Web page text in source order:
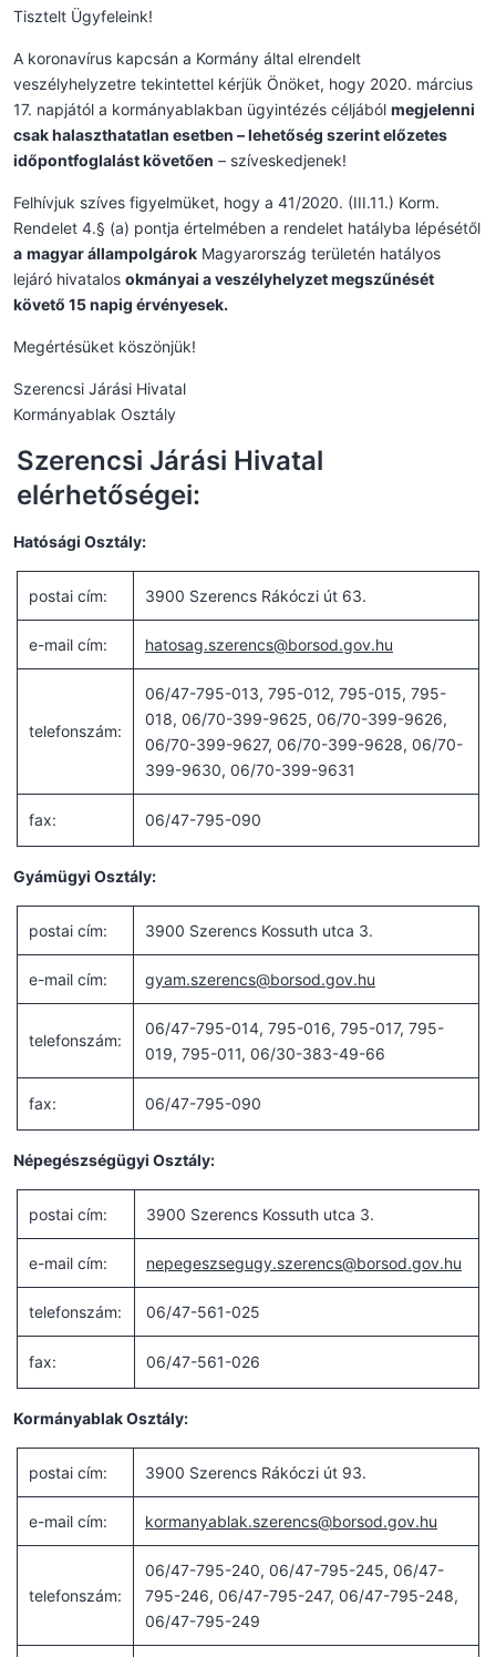
Tisztelt Ügyfeleink!
A koronavírus kapcsán a Kormány által elrendelt
veszélyhelyzetre tekintettel kérjük Önöket, hogy 2020. március
17. napjától a kormányablakban ügyintézés céljából megjelenni
csak halaszthatatlan esetben – lehetőség szerintelőzetes
időpontfoglalást követően – szíveskedjenek!
Felhívjuk szíves figyelmüket, hogy a 41/2020. (III.11.) Korm.
Rendelet 4.§ (a) pontja értelmében a rendelet hatályba lépésétől
a magyar állampolgárok Magyarország területén hatályos
lejáró hivatalos okmányai a veszélyhelyzet megszűnését
követő 15 napig érvényesek.
Megértésüket köszönjük!
Szerencsi Járási Hivatal
Kormányablak Osztály
Szerencsi Járási Hivatal
elérhetőségei:
Hatósági Osztály:
postai cím: 3900 Szerencs Rákóczi út 63.
e-mail cím: hatosag.szerencs@borsod.gov.hu
telefonszám:
06/47-795-013, 795-012, 795-015, 795-
018, 06/70-399-9625, 06/70-399-9626,
06/70-399-9627, 06/70-399-9628, 06/70-
399-9630, 06/70-399-9631
fax: 06/47-795-090
Gyámügyi Osztály:
postai cím: 3900 Szerencs Kossuth utca 3.
e-mail cím: gyam.szerencs@borsod.gov.hu
telefonszám:
06/47-795-014, 795-016, 795-017, 795-
019, 795-011, 06/30-383-49-66
fax: 06/47-795-090
Népegészségügyi Osztály:
postai cím: 3900 Szerencs Kossuth utca 3.
e-mail cím: nepegeszsegugy.szerencs@borsod.gov.hu
telefonszám: 06/47-561-025
fax: 06/47-561-026
Kormányablak Osztály:
postai cím: 3900 Szerencs Rákóczi út 93.
e-mail cím: kormanyablak.szerencs@borsod.gov.hu
telefonszám:
06/47-795-240, 06/47-795-245, 06/47-
795-246, 06/47-795-247, 06/47-795-248,
06/47-795-249